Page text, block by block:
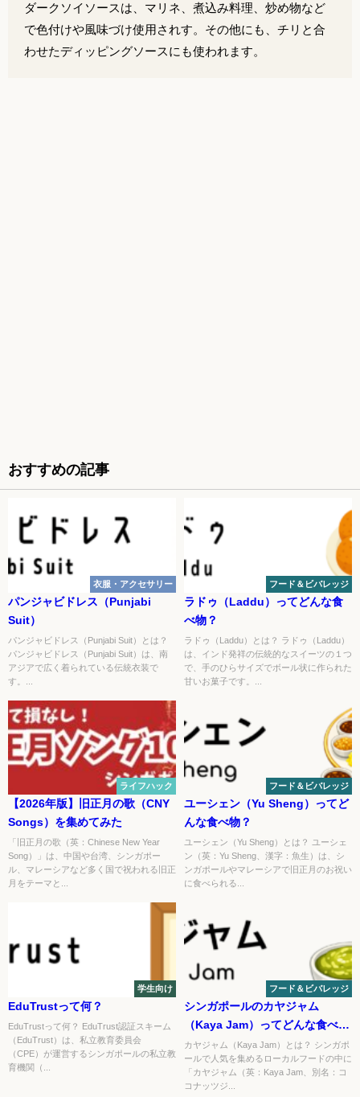
ダークソイソースは、マリネ、煮込み料理、炒め物など
で色付けや風味づけ使用されす。その他にも、チリと合
わせたディッピングソースにも使われます。
おすすめの記事
衣服・アクセサリー
パンジャビドレス（Punjabi
Suit）
パンジャビドレス（Punjabi Suit）とは？
パンジャビドレス（Punjabi Suit）は、南
アジアで広く着られている伝統衣装で
す。...
フード＆ビバレッジ
ラドゥ（Laddu）ってどんな食
べ物？
ラドゥ（Laddu）とは？ ラドゥ（Laddu）
は、インド発祥の伝統的なスイーツの１つ
で、手のひらサイズでボール状に作られた
甘いお菓子です。...
ライフハック
【2026年版】旧正月の歌（CNY
Songs）を集めてみた
「旧正月の歌（英：Chinese New Year
Song）」は、中国や台湾、シンガポー
ル、マレーシアなど多く国で祝われる旧正
月をテーマと...
フード＆ビバレッジ
ユーシェン（Yu Sheng）ってど
んな食べ物？
ユーシェン（Yu Sheng）とは？ ユーシェ
ン（英：Yu Sheng、漢字：魚生）は、シ
ンガポールやマレーシアで旧正月のお祝い
に食べられる...
学生向け
EduTrustって何？
EduTrustって何？ EduTrust認証スキーム
（EduTrust）は、私立教育委員会
（CPE）が運営するシンガポールの私立教
育機関（...
フード＆ビバレッジ
シンガポールのカヤジャム
（Kaya Jam）ってどんな食べ
物？
カヤジャム（Kaya Jam）とは？ シンガポ
ールで人気を集めるローカルフードの中に
「カヤジャム（英：Kaya Jam、別名：コ
コナッツジ...